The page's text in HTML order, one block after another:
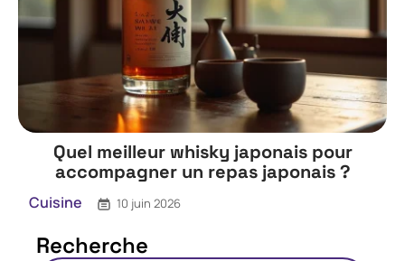
Quel meilleur whisky japonais pour
accompagner un repas japonais ?
Cuisine 10 juin 2026
Recherche